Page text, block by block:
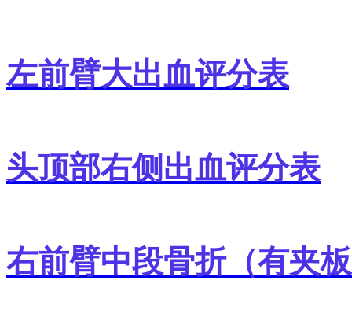
左前臂大出血评分表
头顶部右侧出血评分表
右前臂中段骨折（有夹